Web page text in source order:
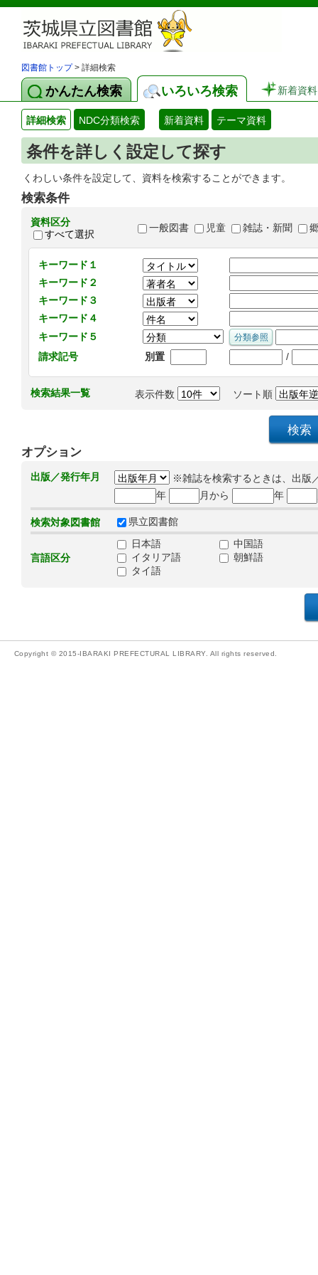
図書館トップ> 詳細検索
かんたん検索 いろいろ検索 新着資料
詳細検索 NDC分類検索 新着資料 テーマ資料
条件を詳しく設定して探す
くわしい条件を設定して、資料を検索することができます。
検索条件
資料区分
すべて選択
一般図書 児童 雑誌・新聞
キーワード１
キーワード２
キーワード３
キーワード４
キーワード５
請求記号
別置 /
検索結果一覧 表示件数 ソート順
オプション
出版／発行年月
※雑誌を検索するときは、出版
年
月から 年
検索対象図書館 県立図書館
言語区分
日本語
中国語
イタリア語
朝鮮語
タイ語
Copyright © 2015-IBARAKI PREFECTURAL LIBRARY. All rights reserved.